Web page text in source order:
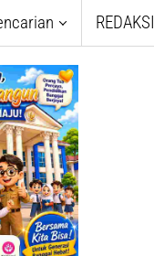
REDAKSI